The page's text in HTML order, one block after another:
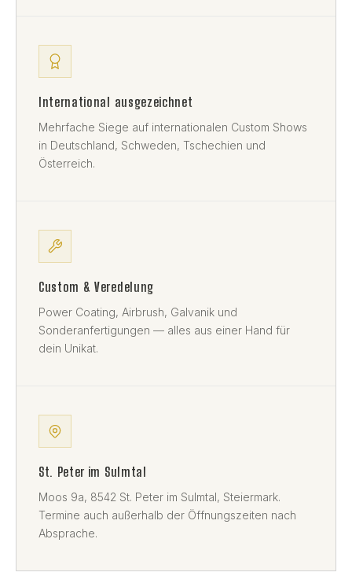
International ausgezeichnet
Mehrfache Siege auf internationalen Custom Shows
in Deutschland, Schweden, Tschechien und
Österreich.
Custom & Veredelung
Power Coating, Airbrush, Galvanik und
Sonderanfertigungen — alles aus einer Hand für
dein Unikat.
St. Peter im Sulmtal
Moos 9a, 8542 St. Peter im Sulmtal, Steiermark.
Termine auch außerhalb der Öffnungszeiten nach
Absprache.